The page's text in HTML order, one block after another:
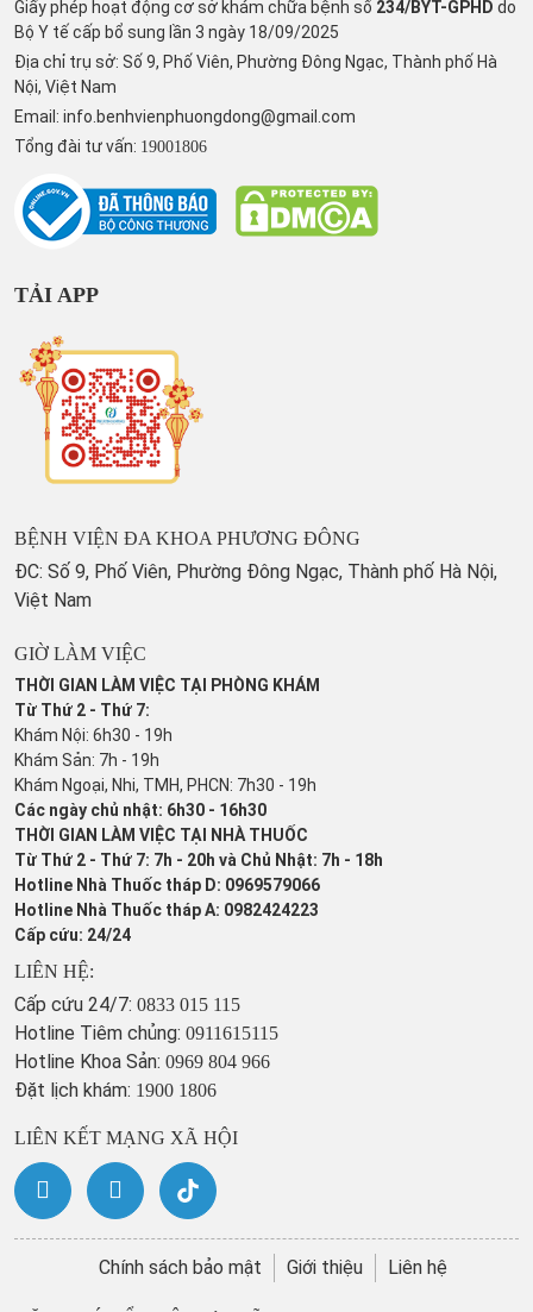
Giấy phép hoạt động cơ sở khám chữa bệnh số 234/BYT-GPHD do
Bộ Y tế cấp bổ sung lần 3 ngày 18/09/2025
Địa chỉ trụ sở: Số 9, Phố Viên, Phường Đông Ngạc, Thành phố Hà
Nội, Việt Nam
Email: info.benhvienphuongdong@gmail.com
Tổng đài tư vấn: 19001806
TẢI APP
BỆNH VIỆN ĐA KHOA PHƯƠNG ĐÔNG
ĐC: Số 9, Phố Viên, Phường Đông Ngạc, Thành phố Hà Nội,
Việt Nam
GIỜ LÀM VIỆC
THỜI GIAN LÀM VIỆC TẠI PHÒNG KHÁM
Từ Thứ 2 - Thứ 7:
Khám Nội: 6h30 - 19h
Khám Sản: 7h - 19h
Khám Ngoại, Nhi, TMH, PHCN: 7h30 - 19h
Các ngày chủ nhật: 6h30 - 16h30
THỜI GIAN LÀM VIỆC TẠI NHÀ THUỐC
Từ Thứ 2 - Thứ 7: 7h - 20h và Chủ Nhật: 7h - 18h
Hotline Nhà Thuốc tháp D: 0969579066
Hotline Nhà Thuốc tháp A: 0982424223
Cấp cứu: 24/24
LIÊN HỆ:
Cấp cứu 24/7: 0833 015 115
Hotline Tiêm chủng: 0911615115
Hotline Khoa Sản: 0969 804 966
Đặt lịch khám: 1900 1806
LIÊN KẾT MẠNG XÃ HỘI
Chính sách bảo mật Giới thiệu Liên hệ